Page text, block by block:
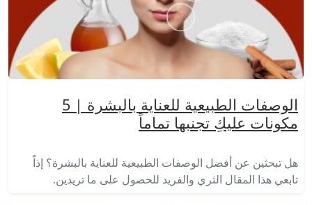
الوصفات الطبيعية للعناية بالبشرة | 5
مكونات عليكِ تجنبها تماماً
هل تبحثين عن أفضل الوصفات الطبيعية للعناية بالبشرة؟ إذاً
تابعي هذا المقال الثري والفريد للحصول على ما تريدين.